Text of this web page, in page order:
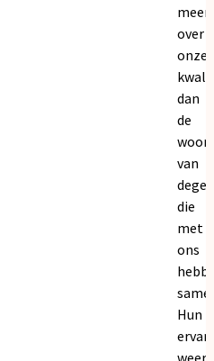
meer
over
onze
dan
de
van
die
met
ons
Hun